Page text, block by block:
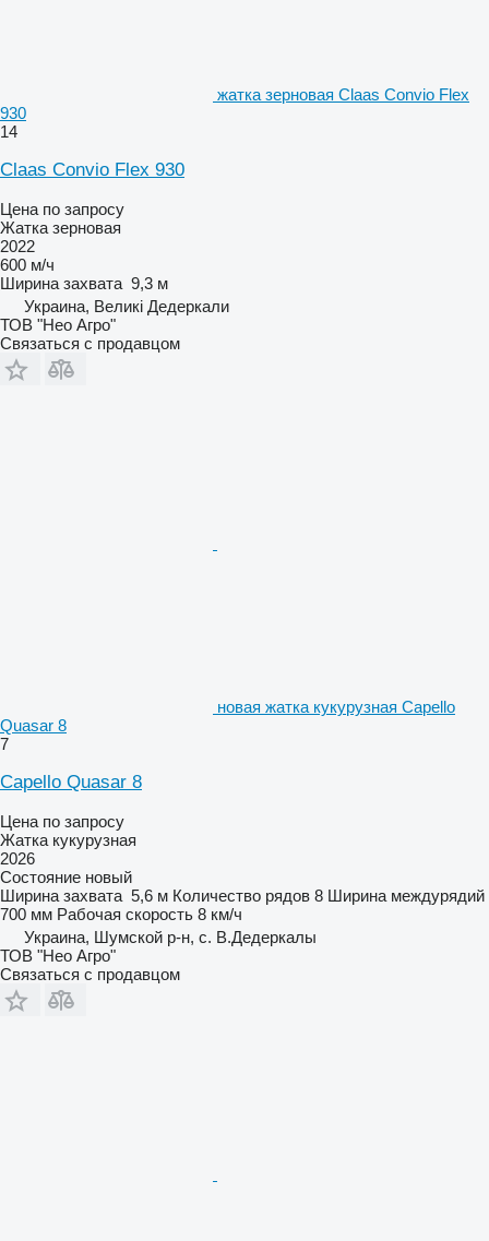
жатка зерновая Claas Convio Flex
930
14
Claas Convio Flex 930
Цена по запросу
Жатка зерновая
2022
600 м/ч
Ширина захвата 9,3 м
Украина, Великі Дедеркали
ТОВ "Нео Агро"
Связаться с продавцом
новая жатка кукурузная Capello
Quasar 8
7
Capello Quasar 8
Цена по запросу
Жатка кукурузная
2026
Состояние новый
Ширина захвата 5,6 м Количество рядов 8 Ширина междурядий
700 мм Рабочая скорость 8 км/ч
Украина, Шумской р-н, с. В.Дедеркалы
ТОВ "Нео Агро"
Связаться с продавцом